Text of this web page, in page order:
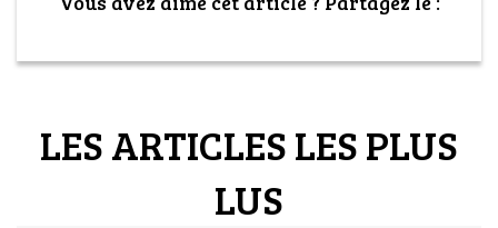
LES ARTICLES LES PLUS
LUS